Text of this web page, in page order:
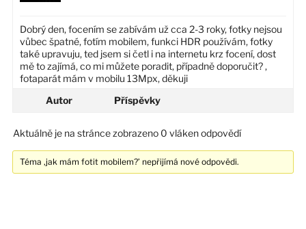
Dobrý den, focením se zabívám už cca 2-3 roky, fotky nejsou
vůbec špatné, fotím mobilem, funkci HDR používám, fotky
také upravuju, ted jsem si četl i na internetu krz focení, dost
mě to zajímá, co mi můžete poradit, případně doporučit? ,
fotaparát mám v mobilu 13Mpx, děkuji
Autor
Příspěvky
Aktuálně je na stránce zobrazeno 0 vláken odpovědí
Téma ‚jak mám fotit mobilem?’ nepřijímá nové odpovědi.